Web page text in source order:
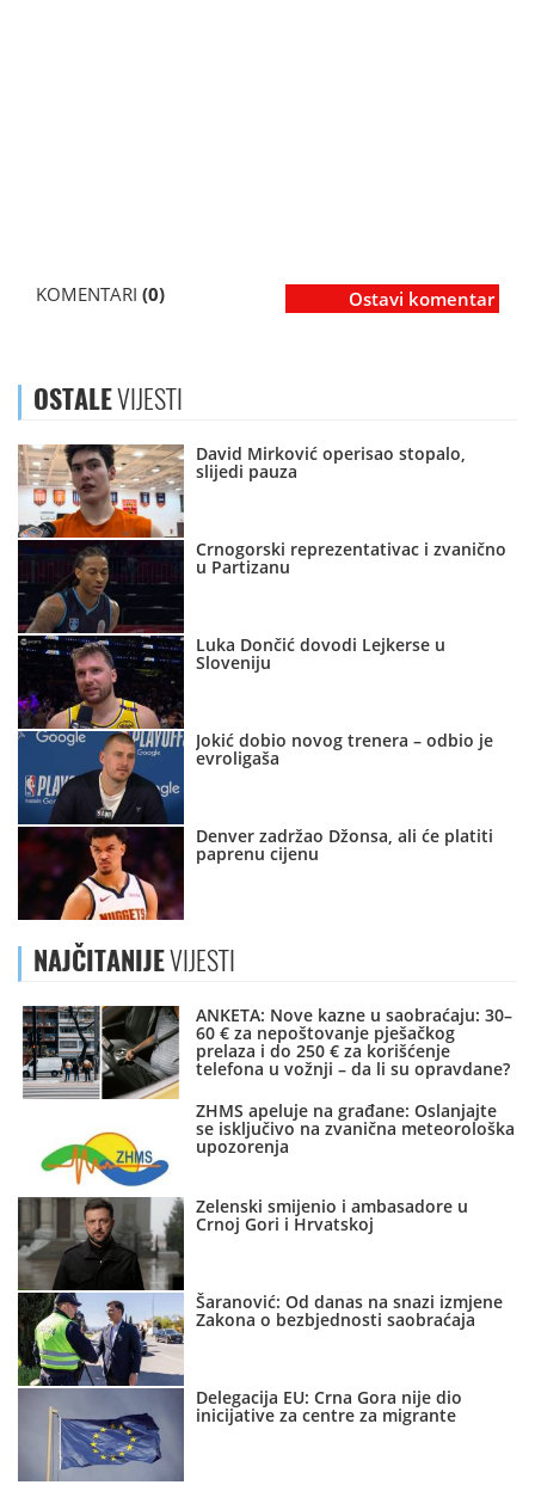
KOMENTARI (0) Ostavi komentar
OSTALEVIJESTI
David Mirković operisao stopalo,
slijedi pauza
Crnogorski reprezentativac i zvanično
u Partizanu
Luka Dončić dovodi Lejkerse u
Sloveniju
Jokić dobio novog trenera – odbio je
evroligaša
Denver zadržao Džonsa, ali će platiti
paprenu cijenu
NAJČITANIJEVIJESTI
ANKETA: Nove kazne u saobraćaju: 30–
60 € za nepoštovanje pješačkog
prelaza i do 250 € za korišćenje
telefona u vožnji – da li su opravdane?
ZHMS apeluje na građane: Oslanjajte
se isključivo na zvanična meteorološka
upozorenja
Zelenski smijenio i ambasadore u
Crnoj Gori i Hrvatskoj
Šaranović: Od danas na snazi izmjene
Zakona o bezbjednosti saobraćaja
Delegacija EU: Crna Gora nije dio
inicijative za centre za migrante